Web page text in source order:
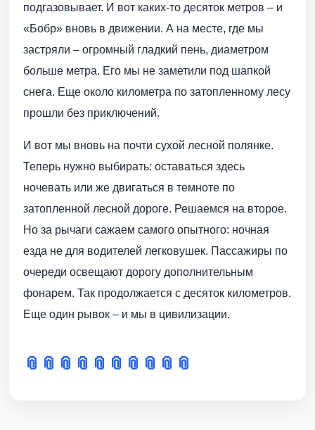
подгазовывает. И вот каких-то десяток метров – и
«Бобр» вновь в движении. А на месте, где мы
застряли – огромный гладкий пень, диаметром
больше метра. Его мы не заметили под шапкой
снега. Еще около километра по затопленному лесу
прошли без приключений.
И вот мы вновь на почти сухой лесной полянке.
Теперь нужно выбирать: оставаться здесь
ночевать или же двигаться в темноте по
затопленной лесной дороге. Решаемся на второе.
Но за рычаги сажаем самого опытного: ночная
езда не для водителей легковушек. Пассажиры по
очереди освещают дорогу дополнительным
фонарем. Так продолжается с десяток километров.
Еще один рывок – и мы в цивилизации.
📎 📎 📎 📎 📎 📎 📎 📎 📎 📎